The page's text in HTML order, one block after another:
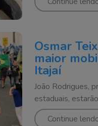
Osmar
maior
Itajaí
João Rodrigues,
estaduais,
Continue